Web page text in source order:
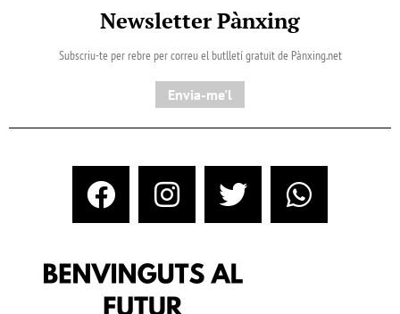
Newsletter Pànxing
Subscriu-te per rebre per correu el butlletí gratuït de Pànxing.net​
Envia-me'l